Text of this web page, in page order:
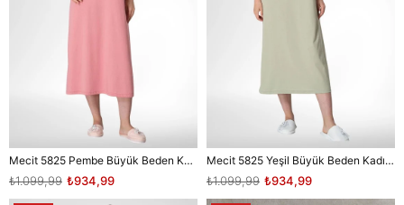
Mecit 5825 Pembe Büyük Beden Kadın Gecelik
₺934,99
₺1.099,99
Mecit 5825 Yeşil Büyük Beden Kadın Gecelik
₺934,99
₺1.099,99